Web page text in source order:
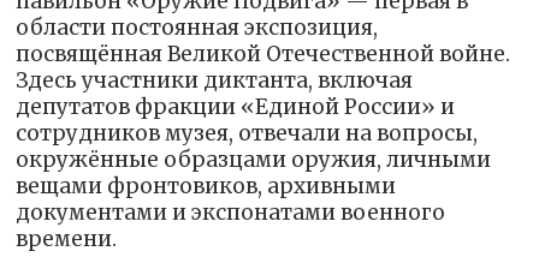
области постоянная экспозиция,
посвящённая Великой Отечественной войне.
Здесь участники диктанта, включая
депутатов фракции «Единой России» и
сотрудников музея, отвечали на вопросы,
окружённые образцами оружия, личными
вещами фронтовиков, архивными
документами и экспонатами военного
времени.